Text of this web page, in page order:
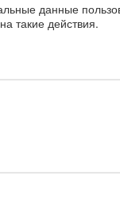
данные
такие действия.